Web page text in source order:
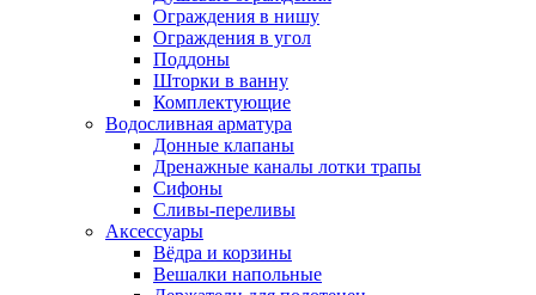
Ограждения в нишу
Ограждения в угол
Поддоны
Шторки в ванну
Комплектующие
Водосливная арматура
Донные клапаны
Дренажные каналы лотки трапы
Сифоны
Сливы-переливы
Аксессуары
Вёдра и корзины
Вешалки напольные